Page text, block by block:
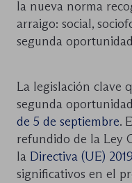
la nueva norma
arraigo: social,
segunda
La legislación clave
segunda
de 5 de septiembre.
refundido de la Ley
la Directiva (UE)
significativos en el